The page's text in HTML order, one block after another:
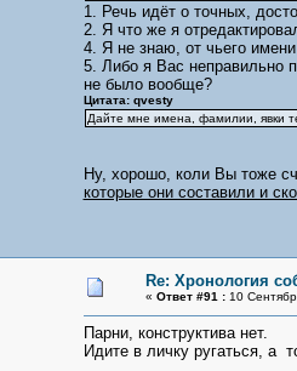
1. Речь идёт о точных,
2. Я что же я
4. Я не знаю, от чьего
5. Либо я Вас неправильно
не было вообще?
Цитата: qvesty
Дайте мне имена, фамилии, явки
Ну, хорошо, коли Вы тоже
которые они составили и
Re: Хронология
« Ответ #91 :10
Парни, конструктива нет.
Идите в личку ругаться, а